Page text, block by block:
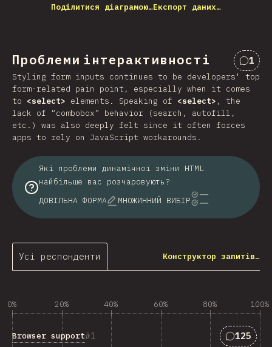
Поділитися діаграмою…Експорт даних…
Проблеми інтерактивності 1
Styling form inputs continues to be developers' top
form-related pain point, especially when it comes
to <select> elements. Speaking of <select> , the
lack of “combobox” behavior (search, autofill,
etc.) was also deeply felt since it often forces
apps to rely on JavaScript workarounds.
Які проблеми динамічної зміни HTML
найбільше вас розчаровують?
ДОВІЛЬНА ФОРМА
МНОЖИННИЙ ВИБІР
Усі респонденти Конструктор запитів…
0% 20% 40% 60% 80% 100%
1
Browser support 125